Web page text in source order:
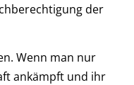
der
Wenn man nur
ankämpft und ihr